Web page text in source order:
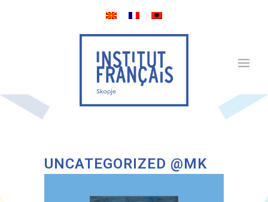
UNCATEGORIZED @MK